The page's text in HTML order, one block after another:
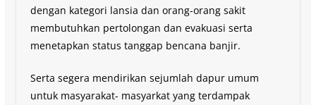
dengan kategori lansia dan orang-orang sakit
membutuhkan pertolongan dan evakuasi serta
menetapkan status tanggap bencana banjir.
Serta segera mendirikan sejumlah dapur umum
untuk masyarakat- masyarkat yang terdampak